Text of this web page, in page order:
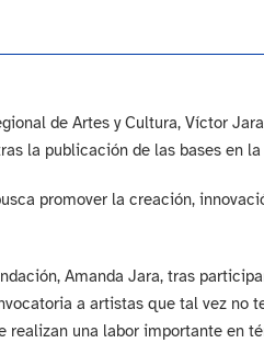
de Artes y Cultura, Víctor
la publicación de las bases en
promover la creación,
Amanda Jara, tras
a artistas que tal vez no
realizan una labor importante en